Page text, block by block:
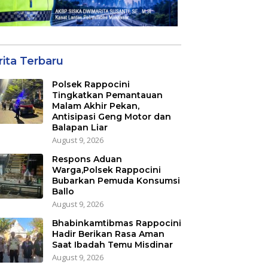
Terbaru
Polsek Rappocini
Tingkatkan Pemantauan
Malam Akhir Pekan,
Antisipasi Geng Motor dan
Balapan Liar
August 9, 2026
Respons Aduan
Warga,Polsek Rappocini
Bubarkan Pemuda Konsumsi
Ballo
August 9, 2026
Bhabinkamtibmas Rappocini
Hadir Berikan Rasa Aman
Saat Ibadah Temu Misdinar
August 9, 2026